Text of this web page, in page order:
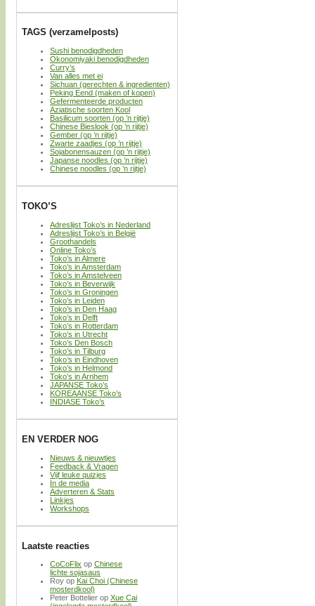
TAGS (verzamelposts)
Sushi benodigdheden
Okonomiyaki benodigdheden
Curry’s
Van alles met ei
Sichuan (gerechten & ingredienten)
Peking Eend (maken of kopen)
Gefermenteerde producten
Aziatische soorten Kool
Basilicum soorten (op ’n rijtje)
Chinese Bieslook (op ’n rijtje)
Gember (op ’n rijtje)
Zwarte zaadjes (op ’n rijtje)
Sojabonensauzen (op ’n rijtje)
Japanse noodles (op ’n rijtje)
Chinese noodles (op ’n rijtje)
TOKO’S
Adreslijst Toko’s in Nederland
Adreslijst Toko’s in België
Groothandels
Online Toko’s
Toko’s in Almere
Toko’s in Amsterdam
Toko’s in Amstelveen
Toko’s in Beverwijk
Toko’s in Groningen
Toko’s in Leiden
Toko’s in Den Haag
Toko’s in Delft
Toko’s in Rotterdam
Toko’s in Utrecht
Toko’s Den Bosch
Toko’s in Tilburg
Toko’s in Eindhoven
Toko’s in Helmond
Toko’s in Arnhem
JAPANSE Toko’s
KOREAANSE Toko’s
INDIASE Toko’s
EN VERDER NOG
Nieuws & nieuwtjes
Feedback & Vragen
Vijf leuke quizjes
In de media
Adverteren & Stats
Linkjes
Workshops
Laatste reacties
CoCoFlix op Chinese
lichte sojasaus
Roy op Kai Choi (Chinese
mosterdkool)
Peter Bottelier op Xue Cai